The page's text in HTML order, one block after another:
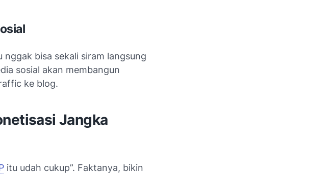
bisa sekali siram langsung
sosial akan membangun
ke blog.
Jangka
itu udah cukup”. Faktanya, bikin